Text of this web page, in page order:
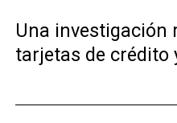
Una investigación
tarjetas de crédito